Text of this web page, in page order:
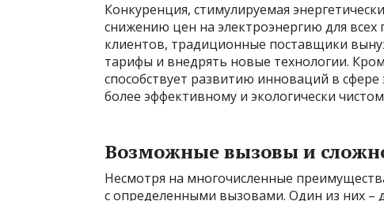
Конкуренция, стимулируемая
снижению цен на электроэнергию для всех
клиентов, традиционные поставщики
тарифы и внедрять новые технологии.
способствует развитию инноваций в
более эффективному и экологически
Возможные вызовы и
Несмотря на многочисленные
с определенными вызовами. Один из них –